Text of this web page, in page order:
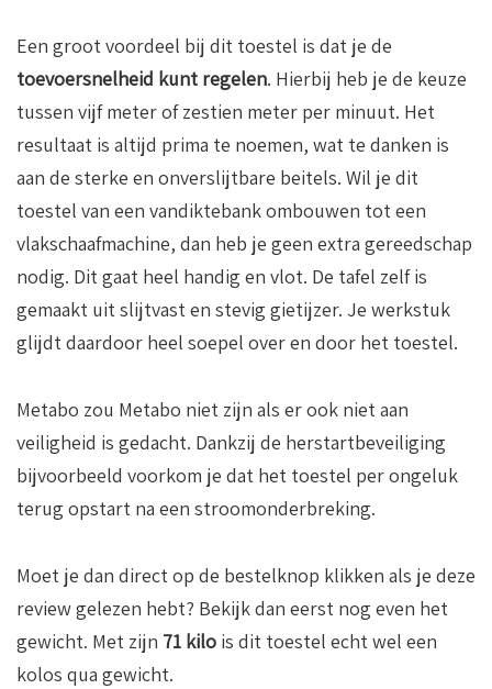
Een groot voordeel bij dit toestel is dat je de
toevoersnelheid kunt regelen. Hierbij heb je de keuze
tussen vijf meter of zestien meter per minuut. Het
resultaat is altijd prima te noemen, wat te danken is
aan de sterke en onverslijtbare beitels. Wil je dit
toestel van een vandiktebank ombouwen tot een
vlakschaafmachine, dan heb je geen extra gereedschap
nodig. Dit gaat heel handig en vlot. De tafel zelf is
gemaakt uit slijtvast en stevig gietijzer. Je werkstuk
glijdt daardoor heel soepel over en door het toestel.
Metabo zou Metabo niet zijn als er ook niet aan
veiligheid is gedacht. Dankzij de herstartbeveiliging
bijvoorbeeld voorkom je dat het toestel per ongeluk
terug opstart na een stroomonderbreking.
Moet je dan direct op de bestelknop klikken als je deze
review gelezen hebt? Bekijk dan eerst nog even het
gewicht. Met zijn 71 kilo is dit toestel echt wel een
kolos qua gewicht.